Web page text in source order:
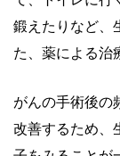
鍛えたりなど、
た、薬による治
がんの手術後の
改善するため、